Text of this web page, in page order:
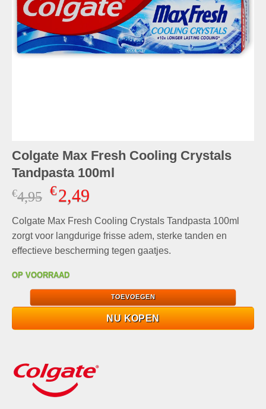
Colgate Max Fresh Cooling Crystals
Tandpasta 100ml
€4,95 Oorspronkelijke
prijs
was:
€4,95.
€2,49Huidige
is:
€2,49.
Colgate Max Fresh Cooling Crystals Tandpasta 100ml
zorgt voor langdurige frisse adem, sterke tanden en
effectieve bescherming tegen gaatjes.
OP VOORRAAD
TOEVOEGEN
NU KOPEN